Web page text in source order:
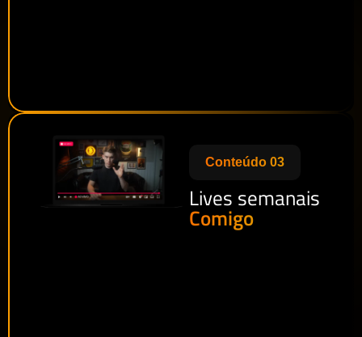
Conteúdo 03
Lives semanais
Comigo